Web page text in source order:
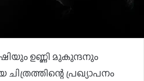
ഉണ്ണി മുകുന്ദനും
ചിത്രത്തിന്റെ പ്രഖ്യാപനം